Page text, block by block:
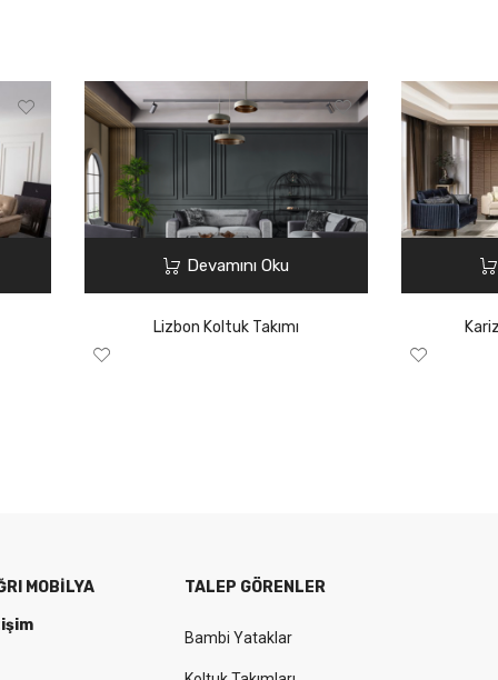
Devamını Oku
Lizbon Koltuk Takımı
MOBILYA
TALEP GÖRENLER
Bambi Yataklar